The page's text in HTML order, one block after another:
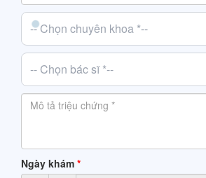
-- Chọn chuyên khoa *--
-- Chọn bác sĩ *--
Ngày khám